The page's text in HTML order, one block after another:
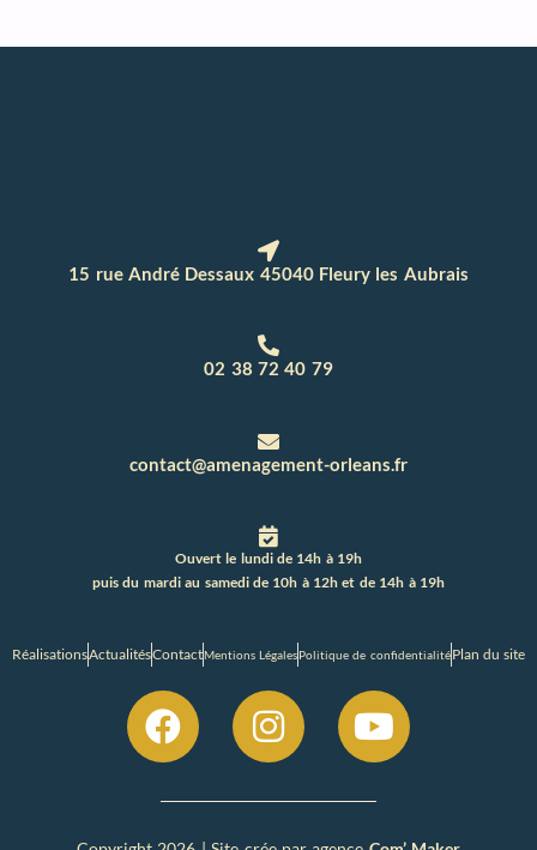
15 rue André Dessaux 45040 Fleury les Aubrais
02 38 72 40 79
contact@amenagement-orleans.fr
Ouvert le lundi de 14h à 19h
puis du mardi au samedi de 10h à 12h et de 14h à 19h
RéalisationsActualitésContactMentions LégalesPolitique de confidentialitéPlan du site